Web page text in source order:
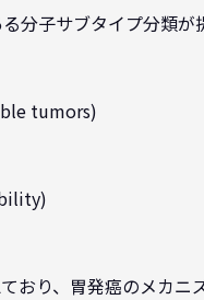
分子サブタイプ分類が
tumors)
おり、胃発癌のメカニ